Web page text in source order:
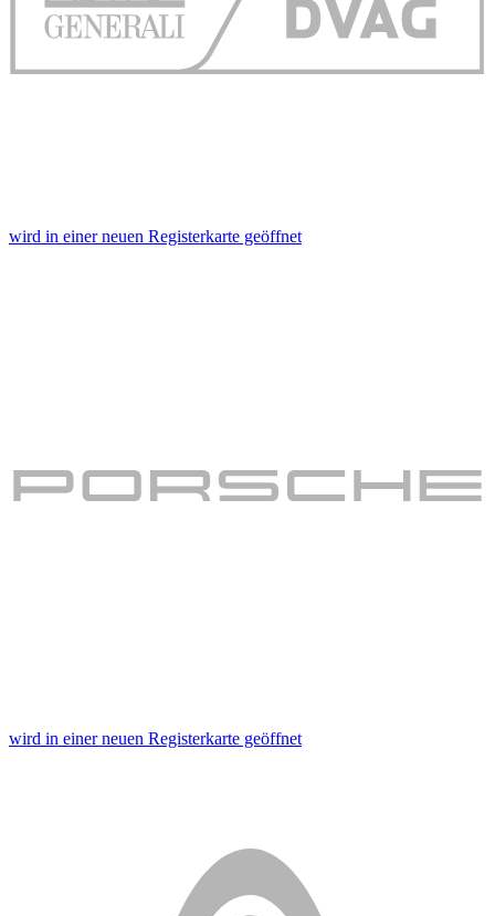
wird in einer neuen Registerkarte geöffnet
wird in einer neuen Registerkarte geöffnet